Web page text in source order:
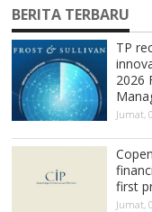
BERITA TERBARU
TP
2026
Jumat,
first
Jumat,